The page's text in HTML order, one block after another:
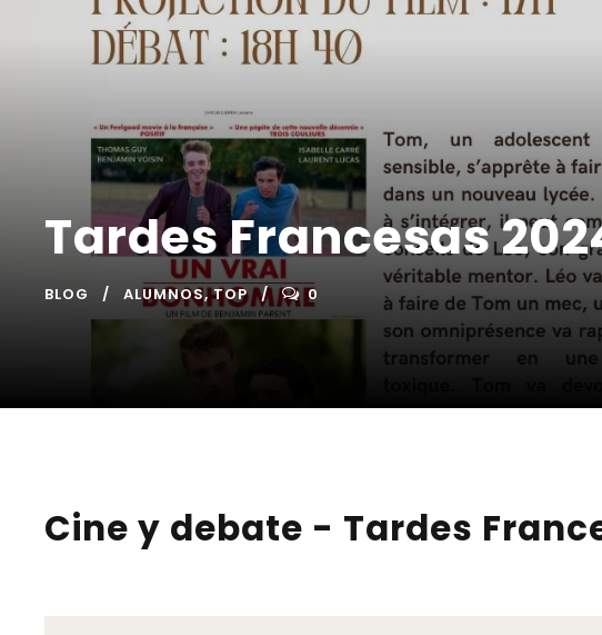
Tardes Francesas
BLOG ALUMNOS, TOP 0
Cine y debate - Tardes